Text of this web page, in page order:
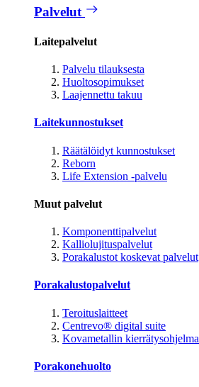
Palvelut
Laitepalvelut
Palvelu tilauksesta
Huoltosopimukset
Laajennettu takuu
Laitekunnostukset
Räätälöidyt kunnostukset
Reborn
Life Extension -palvelu
Muut palvelut
Komponenttipalvelut
Kalliolujituspalvelut
Porakalustot koskevat palvelut
Porakalustopalvelut
Teroituslaitteet
Centrevo® digital suite
Kovametallin kierrätysohjelma
Porakonehuolto